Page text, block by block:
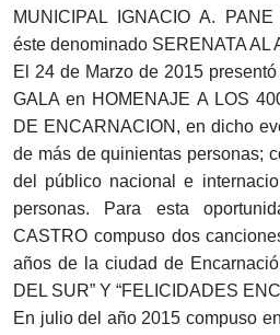
MUNICIPAL IGNACIO A.
éste denominado SERENATA AL
El 24 de Marzo de 2015
GALA en HOMENAJE A LOS
DE ENCARNACION, en dicho
de más de quinientas personas;
del público nacional e
personas. Para esta
CASTRO compuso dos
años de la ciudad de
DEL SUR” Y “FELICIDADES
En julio del año 2015 compuso